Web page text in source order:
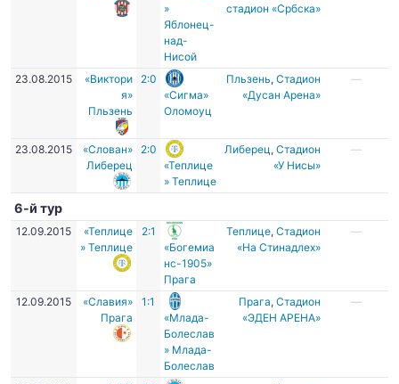
»
Яблонец-
над-
Нисой
стадион «Србска»
23.08.2015
«Виктори
я»
Пльзень
2:0
«Сигма»
Оломоуц
Пльзень,Стадион
«Дусан Арена»
—
23.08.2015
«Слован»
Либерец
2:0
«Теплице
» Теплице
Либерец ,Стадион
«У Нисы»
—
6-й тур
12.09.2015
«Теплице
» Теплице
2:1
«Богемиа
нс-1905»
Прага
Теплице,Стадион
«На Стинадлех»
—
12.09.2015
«Славия»
Прага
1:1
«Млада-
Болеслав
» Млада-
Болеслав
Прага,Стадион
«ЭДЕН АРЕНА»
—